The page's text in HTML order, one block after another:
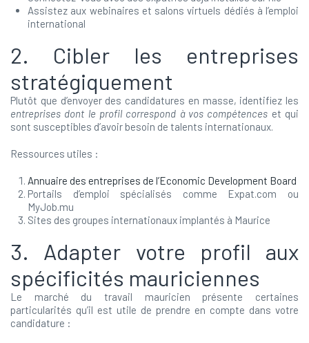
Assistez aux webinaires et salons virtuels dédiés à l’emploi
international
2. Cibler les entreprises
stratégiquement
Plutôt que d’envoyer des candidatures en masse, identifiez les
entreprises dont le profil correspond à vos compétences et qui
sont susceptibles d’avoir besoin de talents internationaux.
Ressources utiles :
Annuaire des entreprises de l’Economic Development Board
Portails d’emploi spécialisés comme Expat.com ou
MyJob.mu
Sites des groupes internationaux implantés à Maurice
3. Adapter votre profil aux
spécificités mauriciennes
Le marché du travail mauricien présente certaines
particularités qu’il est utile de prendre en compte dans votre
candidature :